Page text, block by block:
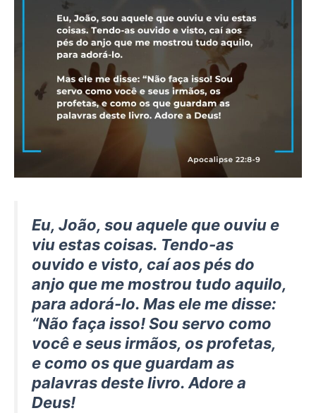
Eu, João, sou aquele que ouviu e
viu estas coisas. Tendo-as
ouvido e visto, caí aos pés do
anjo que me mostrou tudo aquilo,
para adorá-lo. Mas ele me disse:
“Não faça isso! Sou servo como
você e seus irmãos, os profetas,
e como os que guardam as
palavras deste livro. Adore a
Deus!